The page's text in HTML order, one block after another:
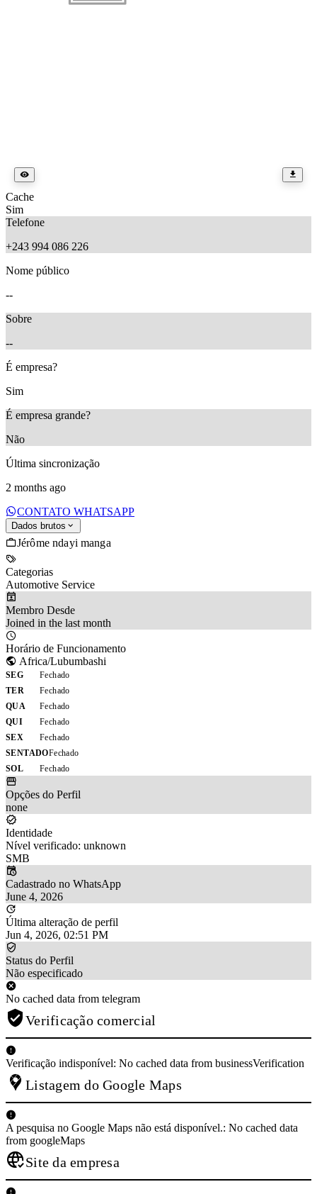
Cache
Sim
Telefone
+243 994 086 226
Nome público
--
Sobre
--
É empresa?
Sim
É empresa grande?
Não
Última sincronização
2 months ago
CONTATO WHATSAPP
Dados brutos
Jérôme ndayi manga
Categorias
Automotive Service
Membro Desde
Joined in the last month
Horário de Funcionamento
Africa/Lubumbashi
SEG
Fechado
TER
Fechado
QUA
Fechado
QUI
Fechado
SEX
Fechado
SENTADOFechado
SOL
Fechado
Opções do Perfil
none
Identidade
Nível verificado: unknown
SMB
Cadastrado no WhatsApp
June 4, 2026
Última alteração de perfil
Jun 4, 2026, 02:51 PM
Status do Perfil
Não especificado
No cached data from telegram
Verificação comercial
Verificação indisponível: No cached data from businessVerification
Listagem do Google Maps
A pesquisa no Google Maps não está disponível.: No cached data
from googleMaps
Site da empresa